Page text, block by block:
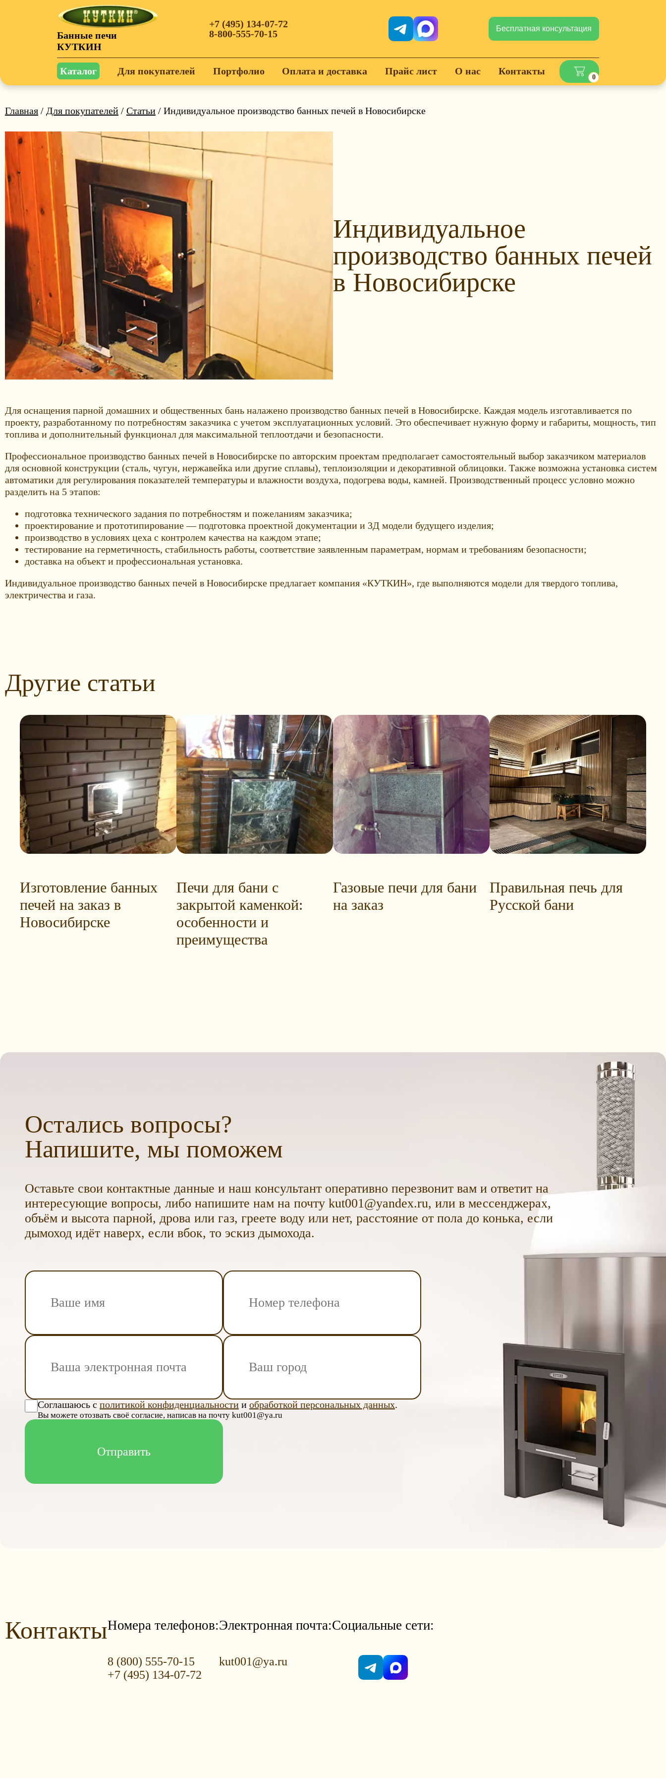
Банные печи
КУТКИН
+7 (495) 134-07-72
8-800-555-70-15
Бесплатная консультация
Каталог Для покупателей Портфолио Оплата и доставка Прайс лист О нас Контакты
0
Главная / Для покупателей / Статьи / Индивидуальное производство банных печей в Новосибирске
Индивидуальное
производство банных печей
в Новосибирске
Для оснащения парной домашних и общественных бань налажено производство банных печей в Новосибирске. Каждая модель изготавливается по
проекту, разработанному по потребностям заказчика с учетом эксплуатационных условий. Это обеспечивает нужную форму и габариты, мощность, тип
топлива и дополнительный функционал для максимальной теплоотдачи и безопасности.
Профессиональное производство банных печей в Новосибирске по авторским проектам предполагает самостоятельный выбор заказчиком материалов
для основной конструкции (сталь, чугун, нержавейка или другие сплавы), теплоизоляции и декоративной облицовки. Также возможна установка систем
автоматики для регулирования показателей температуры и влажности воздуха, подогрева воды, камней. Производственный процесс условно можно
разделить на 5 этапов:
подготовка технического задания по потребностям и пожеланиям заказчика;
проектирование и прототипирование — подготовка проектной документации и 3Д модели будущего изделия;
производство в условиях цеха с контролем качества на каждом этапе;
тестирование на герметичность, стабильность работы, соответствие заявленным параметрам, нормам и требованиям безопасности;
доставка на объект и профессиональная установка.
Индивидуальное производство банных печей в Новосибирске предлагает компания «КУТКИН», где выполняются модели для твердого топлива,
электричества и газа.
Другие статьи
Изготовление банных
печей на заказ в
Новосибирске
Печи для бани с
закрытой каменкой:
особенности и
преимущества
Газовые печи для бани
на заказ
Правильная печь для
Русской бани
Остались вопросы?
Напишите, мы поможем
Оставьте свои контактные данные и наш консультант оперативно перезвонит вам и ответит на
интересующие вопросы, либо напишите нам на почту kut001@yandex.ru, или в мессенджерах,
объём и высота парной, дрова или газ, греете воду или нет, расстояние от пола до конька, если
дымоход идёт наверх, если вбок, то эскиз дымохода.
Соглашаюсь с политикой конфиденциальности и обработкой персональных данных.
Вы можете отозвать своё согласие, написав на почту kut001@ya.ru
КонтактыНомера телефонов:
8 (800) 555-70-15
+7 (495) 134-07-72
Электронная почта:
kut001@ya.ru
Социальные сети: